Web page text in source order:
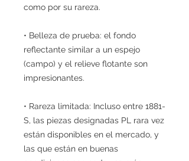
como por su rareza.
• Belleza de prueba: el fondo
reflectante similar a un espejo
(campo) y el relieve flotante son
impresionantes.
• Rareza limitada: Incluso entre 1881-
S, las piezas designadas PL rara vez
están disponibles en el mercado, y
las que están en buenas